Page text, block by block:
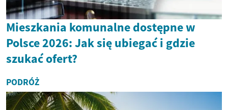
Mieszkania komunalne dostępne w
Polsce 2026: Jak się ubiegać i gdzie
szukać ofert?
PODRÓŻ